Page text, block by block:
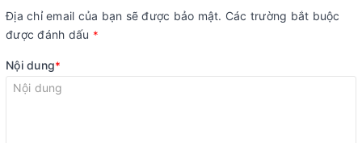
Địa chỉ email của bạn sẽ được bảo mật. Các trường bắt buộc
được đánh dấu *
Nội dung*